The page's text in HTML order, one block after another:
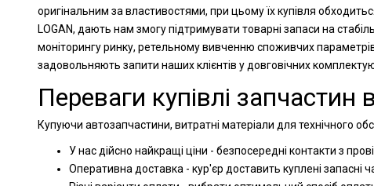
оригінальним за властивостями, при цьому їх купівля
LOGAN, дають нам змогу підтримувати товарні запаси на
моніторингу ринку, ретельному вивченню споживчих
задовольняють запити наших клієнтів у довговічних
Переваги купівлі запчастин
Купуючи автозапчастини, витратні матеріали для технічного
У нас дійсно найкращі ціни - безпосередні контакти з
Оперативна доставка - кур'єр доставить куплені